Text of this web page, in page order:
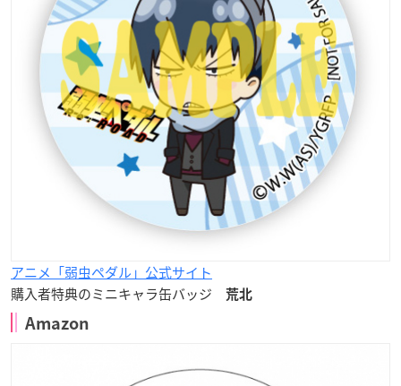
アニメ「弱虫ペダル」公式サイト
購入者特典のミニキャラ缶バッジ
荒北
Amazon